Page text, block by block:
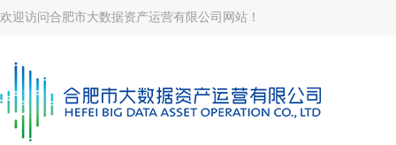
欢迎访问合肥市大数据资产运营有限公司网站！